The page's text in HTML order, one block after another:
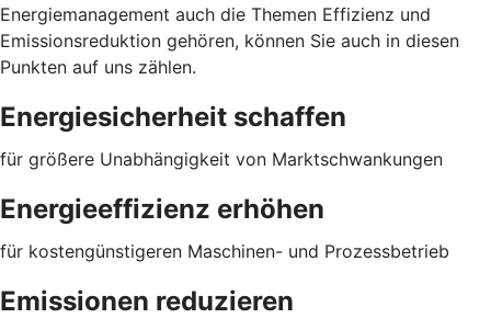
Energiemanagement auch die Themen Effizienz und
Emissionsreduktion gehören, können Sie auch in diesen
Punkten auf uns zählen.
Energiesicherheit schaffen
für größere Unabhängigkeit von Marktschwankungen
Energieeffizienz erhöhen
für kostengünstigeren Maschinen- und Prozessbetrieb
Emissionen reduzieren